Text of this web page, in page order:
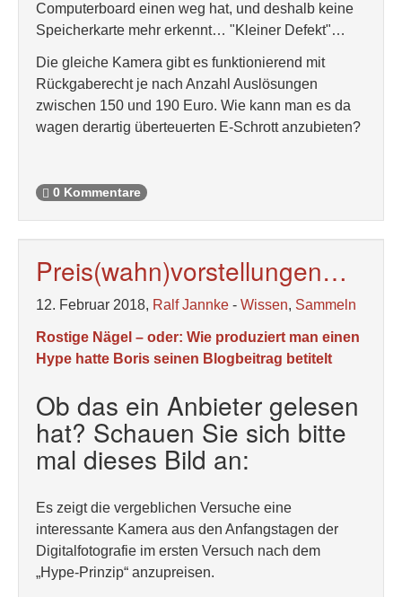
Computerboard einen weg hat, und deshalb keine
Speicherkarte mehr erkennt… "Kleiner Defekt"…
Die gleiche Kamera gibt es funktionierend mit
Rückgaberecht je nach Anzahl Auslösungen
zwischen 150 und 190 Euro. Wie kann man es da
wagen derartig überteuerten E-Schrott anzubieten?
0 Kommentare
Preis(wahn)vorstellungen…
12. Februar 2018, Ralf Jannke - Wissen, Sammeln
Rostige Nägel – oder: Wie produziert man einen
Hype hatte Boris seinen Blogbeitrag betitelt
Ob das ein Anbieter gelesen
hat? Schauen Sie sich bitte
mal dieses Bild an:
Es zeigt die vergeblichen Versuche eine
interessante Kamera aus den Anfangstagen der
Digitalfotografie im ersten Versuch nach dem
„Hype-Prinzip“ anzupreisen.